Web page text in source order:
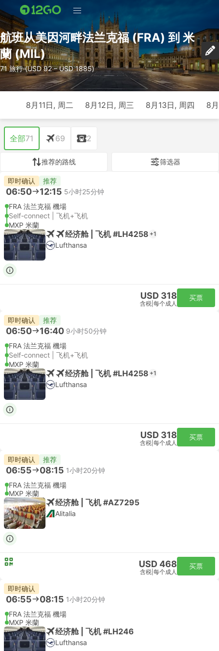
航班从美因河畔法兰克福 (FRA) 到 米
蘭 (MIL)
71 旅行 (USD 92 – USD 1885)
8月11日, 周二 8月12日, 周三 8月13日, 周四 8
全部71 69 2
推荐的路线 筛选器
即时确认 推荐
06:50 12:15 5小时25分钟
FRA 法兰克福 機場
Self-connect | 飞机+飞机
MXP 米蘭
经济舱 | 飞机 #LH4258 +1
Lufthansa
USD 318
含税 每个成人
买票
即时确认 推荐
06:50 16:40 9小时50分钟
FRA 法兰克福 機場
Self-connect | 飞机+飞机
MXP 米蘭
经济舱 | 飞机 #LH4258 +1
Lufthansa
USD 318
含税 每个成人
买票
即时确认 推荐
06:55 08:15 1小时20分钟
FRA 法兰克福 機場
MXP 米蘭
经济舱 | 飞机 #AZ7295
Alitalia
USD 468
含税 每个成人
买票
即时确认
06:55 08:15 1小时20分钟
FRA 法兰克福 機場
MXP 米蘭
经济舱 | 飞机 #LH246
Lufthansa